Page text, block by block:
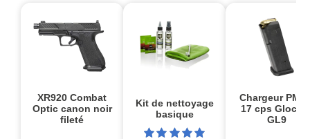
XR920 Combat
Optic canon noir
fileté
Kit de nettoyage
basique
Chargeur
17 cps
GL9